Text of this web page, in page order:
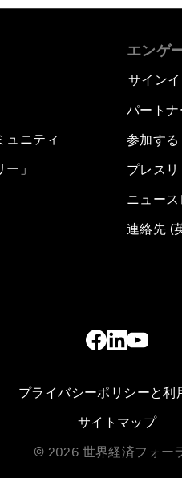
ュニティ
」
エンゲ
サイン
パート
参加する
プレス
ニュー
連絡先 (
プライバシーポリシーと利
サイトマップ
© 2026 世界経済フォー